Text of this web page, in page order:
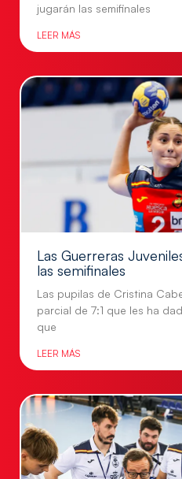
jugarán las semifinales
LEER MÁS
Las Guerreras
las semifinales
Las pupilas de Cristina
parcial de 7:1 que les ha
que
LEER MÁS